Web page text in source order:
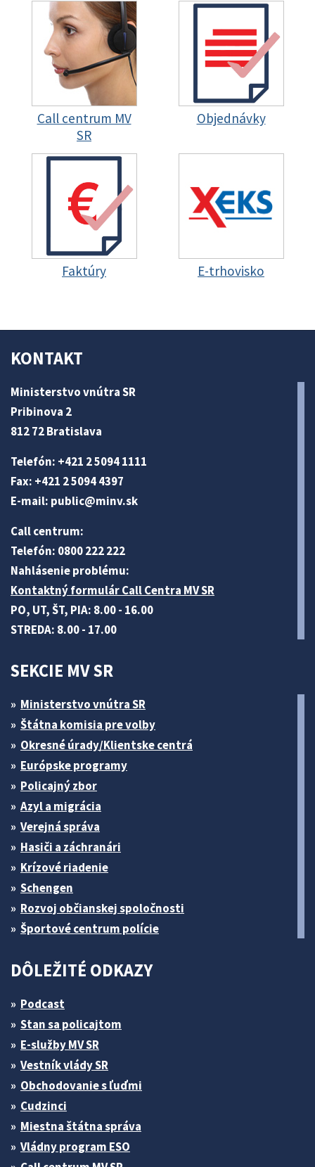
Call centrum MV
SR
Objednávky
Faktúry E-trhovisko
KONTAKT
Ministerstvo vnútra SR
Pribinova 2
812 72 Bratislava
Telefón: +421 2 5094 1111
Fax: +421 2 5094 4397
E-mail: public@minv.sk
Call centrum:
Telefón: 0800 222 222
Nahlásenie problému:
Kontaktný formulár Call Centra MV SR
PO, UT, ŠT, PIA: 8.00 - 16.00
STREDA: 8.00 - 17.00
SEKCIE MV SR
Ministerstvo vnútra SR
Štátna komisia pre volby
Okresné úrady/Klientske centrá
Európske programy
Policajný zbor
Azyl a migrácia
Verejná správa
Hasiči a záchranári
Krízové riadenie
Schengen
Rozvoj občianskej spoločnosti
Športové centrum polície
DÔLEŽITÉ ODKAZY
Podcast
Stan sa policajtom
E-služby MV SR
Vestník vlády SR
Obchodovanie s ľuďmi
Cudzinci
Miestna štátna správa
Vládny program ESO